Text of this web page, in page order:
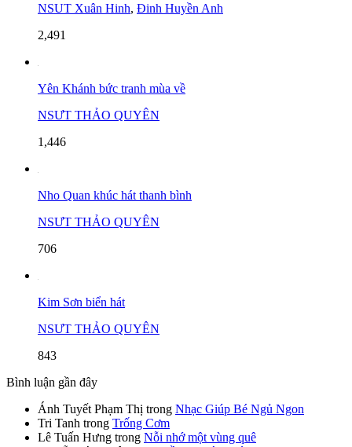
NSUT Xuân Hinh, Đinh Huyền Anh
2,491
Yên Khánh bức tranh mùa về
NSƯT THẢO QUYÊN
1,446
Nho Quan khúc hát thanh bình
NSƯT THẢO QUYÊN
706
Kim Sơn biển hát
NSƯT THẢO QUYÊN
843
Bình luận gần đây
Ánh Tuyết Phạm Thị trong Nhạc Giúp Bé Ngủ Ngon
Tri Tanh trong Trống Cơm
Lê Tuấn Hưng trong Nỗi nhớ một vùng quê